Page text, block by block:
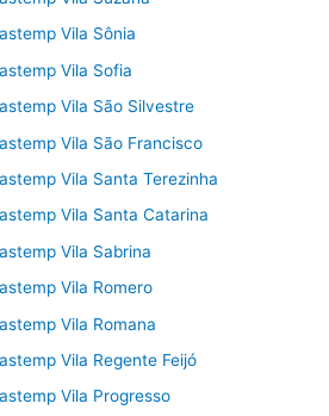
Vila Sônia
Vila Sofia
Vila São Silvestre
Vila São Francisco
Vila Santa Terezinha
Vila Santa Catarina
Vila Sabrina
Vila Romero
Vila Romana
Vila Regente Feijó
Vila Progresso